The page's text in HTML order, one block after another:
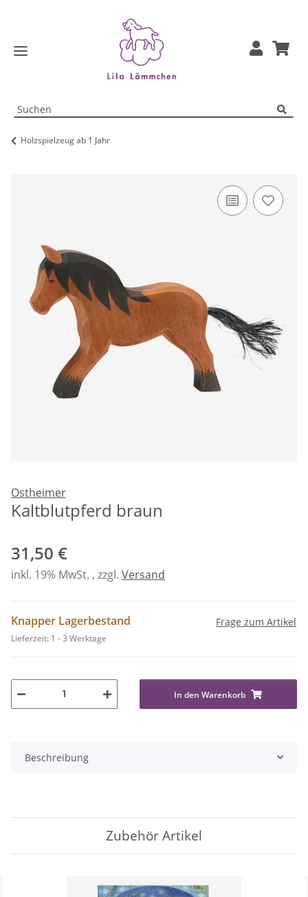
Holzspielzeug ab 1 Jahr
Ostheimer
Kaltblutpferd braun
31,50 €
inkl. 19% MwSt. , zzgl. Versand
Knapper Lagerbestand
Lieferzeit: 1 - 3 Werktage
Frage zum Artikel
In den Warenkorb
Beschreibung
Zubehör Artikel